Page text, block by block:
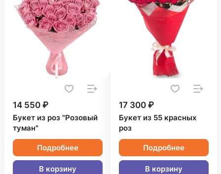
14 550 ₽
Букет из роз "Розовый
туман"
Подробнее
В корзину
17 300 ₽
Букет из 55 красных
роз
Подробнее
В корзину